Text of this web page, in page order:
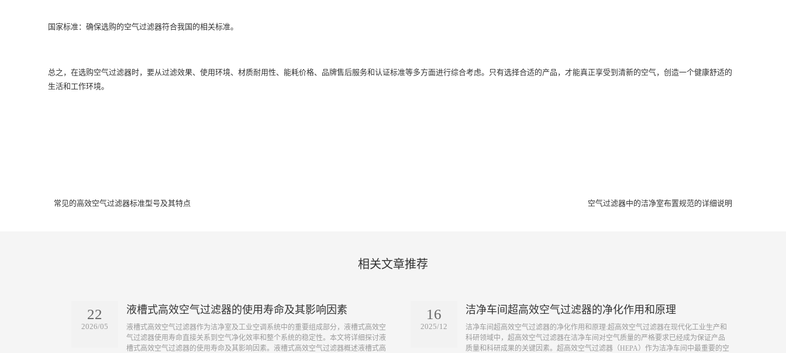
国家标准：确保选购的空气过滤器符合我国的相关标准。
总之，在选购空气过滤器时，要从过滤效果、使用环境、材质耐用性、能耗价格、品牌售后服务和认证标准等多方面进行综合考虑。只有选择合适的产品，才能真正享受到清新的空气，创造一个健康舒适的
生活和工作环境。
常见的高效空气过滤器标准型号及其特点 空气过滤器中的洁净室布置规范的详细说明
相关文章推荐
22
2026/05
液槽式高效空气过滤器的使用寿命及其影响因素
​液槽式高效空气过滤器作为洁净室及工业空调系统中的重要组成部分，液槽式高效空
气过滤器使用寿命直接关系到空气净化效率和整个系统的稳定性。本文将详细探讨液
槽式高效空气过滤器的使用寿命及其影响因素。液槽式高效空气过滤器概述液槽式高
16
2025/12
洁净车间超高效空气过滤器的净化作用和原理
​洁净车间超高效空气过滤器的净化作用和原理:超高效空气过滤器在现代化工业生产和
科研领域中，超高效空气过滤器在洁净车间对空气质量的严格要求已经成为保证产品
质量和科研成果的关键因素。超高效空气过滤器（HEPA）作为洁净车间中最重要的空